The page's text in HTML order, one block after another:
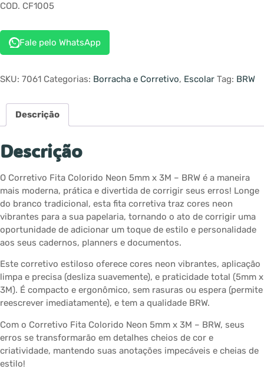
COD. CF1005
Fale pelo WhatsApp
SKU: 7061 Categorias: Borracha e Corretivo, Escolar Tag: BRW
Descrição
Descrição
O Corretivo Fita Colorido Neon 5mm x 3M – BRW é a maneira
mais moderna, prática e divertida de corrigir seus erros! Longe
do branco tradicional, esta fita corretiva traz cores neon
vibrantes para a sua papelaria, tornando o ato de corrigir uma
oportunidade de adicionar um toque de estilo e personalidade
aos seus cadernos, planners e documentos.
Este corretivo estiloso oferece cores neon vibrantes, aplicação
limpa e precisa (desliza suavemente), e praticidade total (5mm x
3M). É compacto e ergonômico, sem rasuras ou espera (permite
reescrever imediatamente), e tem a qualidade BRW.
Com o Corretivo Fita Colorido Neon 5mm x 3M – BRW, seus
erros se transformarão em detalhes cheios de cor e
criatividade, mantendo suas anotações impecáveis e cheias de
estilo!